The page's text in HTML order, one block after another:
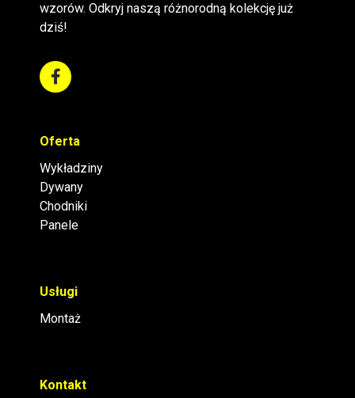
wzorów. Odkryj naszą różnorodną kolekcję już
dziś!
Oferta
Wykładziny
Dywany
Chodniki
Panele
Usługi
Montaż
Kontakt